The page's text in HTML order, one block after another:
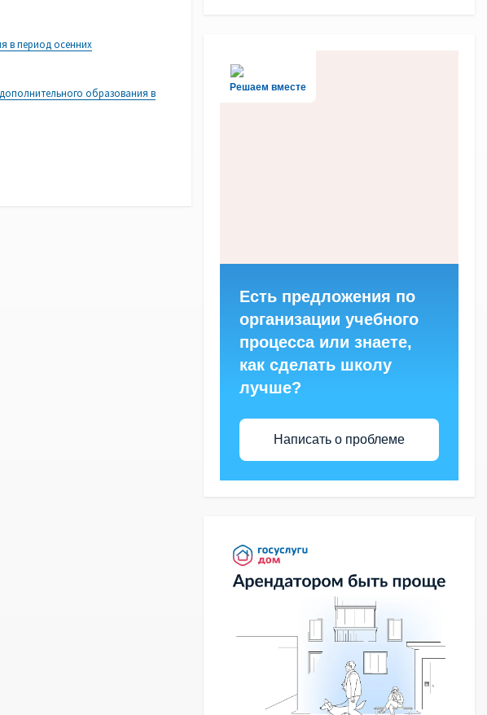
в период осенних
образования в
Решаем вместе
Есть предложения по
организации учебного
процесса или знаете,
как сделать школу
лучше?
Написать о проблеме